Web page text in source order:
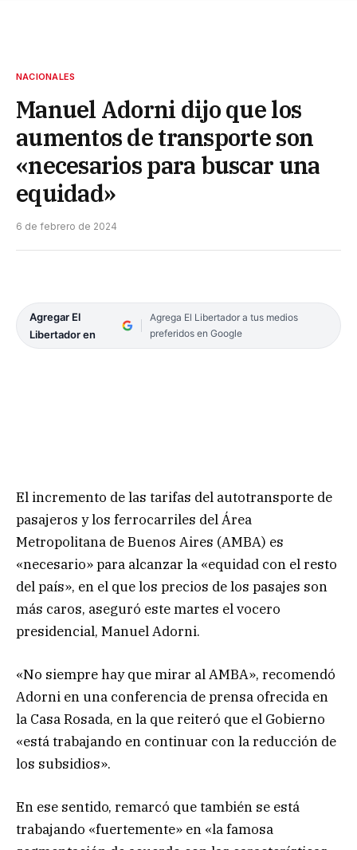
NACIONALES
Manuel Adorni dijo que los
aumentos de transporte son
«necesarios para buscar una
equidad»
6 de febrero de 2024
Agregar El
Libertador en
Agrega El Libertador a tus medios
preferidos en Google
El incremento de las tarifas del autotransporte de
pasajeros y los ferrocarriles del Área
Metropolitana de Buenos Aires (AMBA) es
«necesario» para alcanzar la «equidad con el resto
del país», en el que los precios de los pasajes son
más caros, aseguró este martes el vocero
presidencial, Manuel Adorni.
«No siempre hay que mirar al AMBA», recomendó
Adorni en una conferencia de prensa ofrecida en
la Casa Rosada, en la que reiteró que el Gobierno
«está trabajando en continuar con la reducción de
los subsidios».
En ese sentido, remarcó que también se está
trabajando «fuertemente» en «la famosa